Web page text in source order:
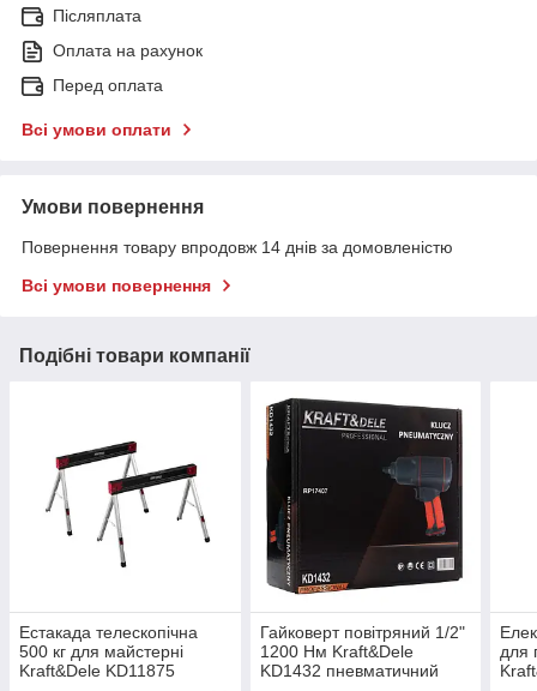
Післяплата
Оплата на рахунок
Перед оплата
Всі умови оплати
Умови повернення
Повернення товару впродовж 14 днів за домовленістю
Всі умови повернення
Подібні товари компанії
Естакада телескопічна
500 кг для майстерні
Kraft&Dele KD11875
Гайковерт повітряний 1/2"
1200 Нм Kraft&Dele
KD1432 пневматичний
для